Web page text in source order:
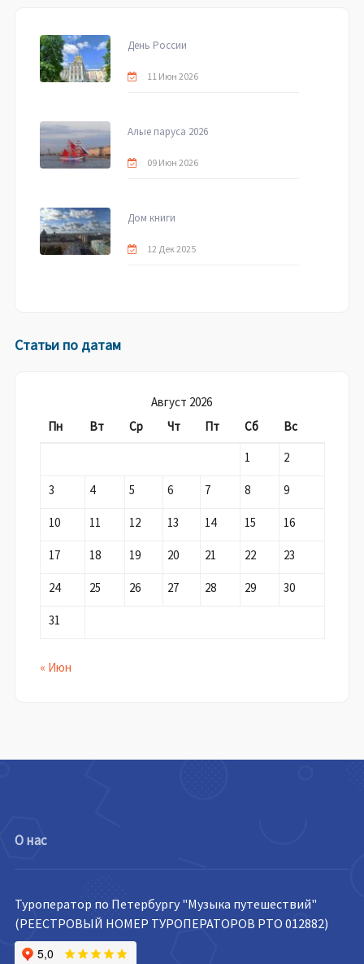
День России
11 Июн 2026
Алые паруса 2026
09 Июн 2026
Дом книги
12 Дек 2025
Статьи по датам
Август 2026
Пн
Вт Ср Чт Пт Сб
Вс
1
2
3 4 5 6 7 8 9
10 11 12 13 14 15 16
17 18 19 20 21 22 23
24 25 26 27 28 29 30
31
« Июн
О нас
Туроператор по Петербургу "Музыка путешествий"
(РЕЕСТРОВЫЙ НОМЕР ТУРОПЕРАТОРОВ РТО 012882)